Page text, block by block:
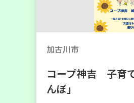
加古川市
コープ神吉 子育
んぼ」